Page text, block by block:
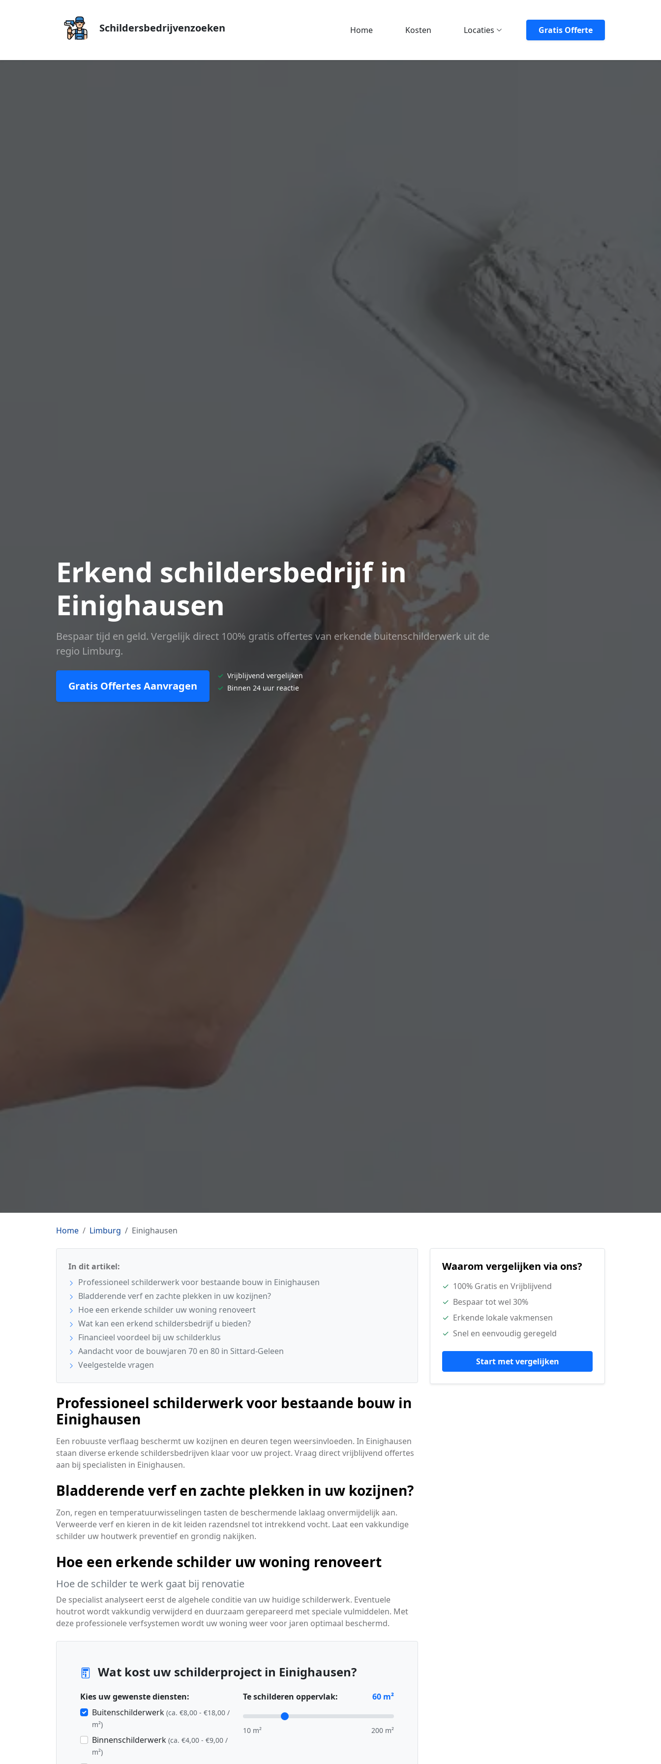
Schildersbedrijvenzoeken Home Kosten Locaties Gratis Offerte
Erkend schildersbedrijf in
Einighausen
Bespaar tijd en geld. Vergelijk direct 100% gratis offertes van erkende buitenschilderwerk uit de
regio Limburg.
Gratis Offertes Aanvragen
✓ Vrijblijvend vergelijken
✓ Binnen 24 uur reactie
Home Limburg Einighausen
In dit artikel:
Professioneel schilderwerk voor bestaande bouw in Einighausen
Bladderende verf en zachte plekken in uw kozijnen?
Hoe een erkende schilder uw woning renoveert
Wat kan een erkend schildersbedrijf u bieden?
Financieel voordeel bij uw schilderklus
Aandacht voor de bouwjaren 70 en 80 in Sittard-Geleen
Veelgestelde vragen
Professioneel schilderwerk voor bestaande bouw in
Einighausen
Een robuuste verflaag beschermt uw kozijnen en deuren tegen weersinvloeden. In Einighausen
staan diverse erkende schildersbedrijven klaar voor uw project. Vraag direct vrijblijvend offertes
aan bij specialisten in Einighausen.
Bladderende verf en zachte plekken in uw kozijnen?
Zon, regen en temperatuurwisselingen tasten de beschermende laklaag onvermijdelijk aan.
Verweerde verf en kieren in de kit leiden razendsnel tot intrekkend vocht. Laat een vakkundige
schilder uw houtwerk preventief en grondig nakijken.
Hoe een erkende schilder uw woning renoveert
Hoe de schilder te werk gaat bij renovatie
De specialist analyseert eerst de algehele conditie van uw huidige schilderwerk. Eventuele
houtrot wordt vakkundig verwijderd en duurzaam gerepareerd met speciale vulmiddelen. Met
deze professionele verfsystemen wordt uw woning weer voor jaren optimaal beschermd.
Wat kost uw schilderproject in Einighausen?
Kies uw gewenste diensten:
Buitenschilderwerk (ca. €8,00 - €18,00 /
m²)
Binnenschilderwerk (ca. €4,00 - €9,00 /
m²)
Te schilderen oppervlak: 60 m²
10 m² 200 m²
Waarom vergelijken via ons?
✓ 100% Gratis en Vrijblijvend
✓ Bespaar tot wel 30%
✓ Erkende lokale vakmensen
✓ Snel en eenvoudig geregeld
Start met vergelijken